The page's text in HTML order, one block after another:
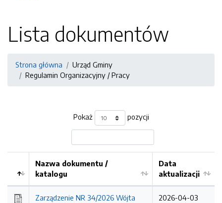
Lista dokumentów
Strona główna
Urząd Gminy
Regulamin Organizacyjny / Pracy
Pokaż pozycji
Nazwa dokumentu /
katalogu
Data
aktualizacji
Zarządzenie NR 34/2026 Wójta
2026-04-03